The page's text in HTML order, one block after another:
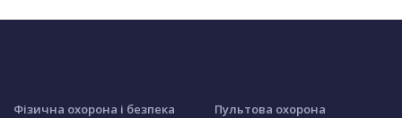
Фізична охорона і безпека
Пультова охорона